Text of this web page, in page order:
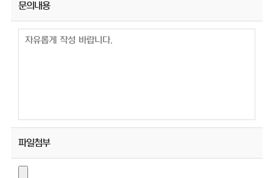
문의내용
파일첨부